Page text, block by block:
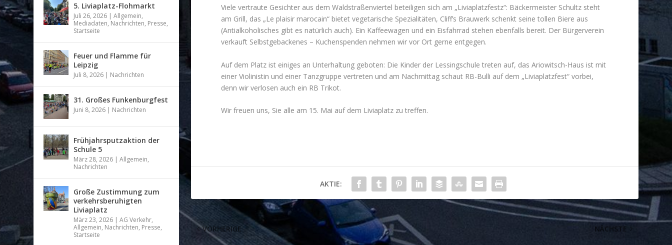
Viele vertraute Gesichter aus dem Waldstraßenviertel beteiligen sich am „Liviaplatzfestz“: Bäckermeister Schultz steht
am Grill, das „Le plaisir marocain“ bietet vegetarische Spezialitäten, Cliff’s Brauwerk schenkt seine tollen Biere aus
(Antialkoholisches gibt es natürlich auch). Ein Kaffeewagen und ein Eisfahrrad stehen ebenfalls bereit. Der Bürgerverein
verkauft Selbstgebackenes – Kuchenspenden nehmen wir vor Ort gerne entgegen.
Auf dem Platz ist einiges an Unterhaltung geboten: Die Kinder der Lessingschule treten auf, das Ariowitsch-Haus ist mit
einer Violinistin und einer Tanzgruppe vertreten und am Nachmittag schaut RB-Bulli auf dem „Liviaplatzfest“ vorbei,
denn wir verlosen auch ein RB Trikot.
Wir freuen uns, Sie alle am 15. Mai auf dem Liviaplatz zu treffen.
AKTIE:
VORHERIGE NÄCHSTE
5. Liviaplatz-Flohmarkt
Juli 26, 2026 |Allgemein,
Mediadaten, Nachrichten, Presse,
Startseite
Feuer und Flamme für
Leipzig
Juli 8, 2026 | Nachrichten
31. Großes Funkenburgfest
Juni 8, 2026 | Nachrichten
Frühjahrsputzaktion der
Schule 5
März 28, 2026 |Allgemein,
Nachrichten
Große Zustimmung zum
verkehrsberuhigten
Liviaplatz
März 23, 2026 |AG Verkehr,
Allgemein, Nachrichten, Presse,
Startseite